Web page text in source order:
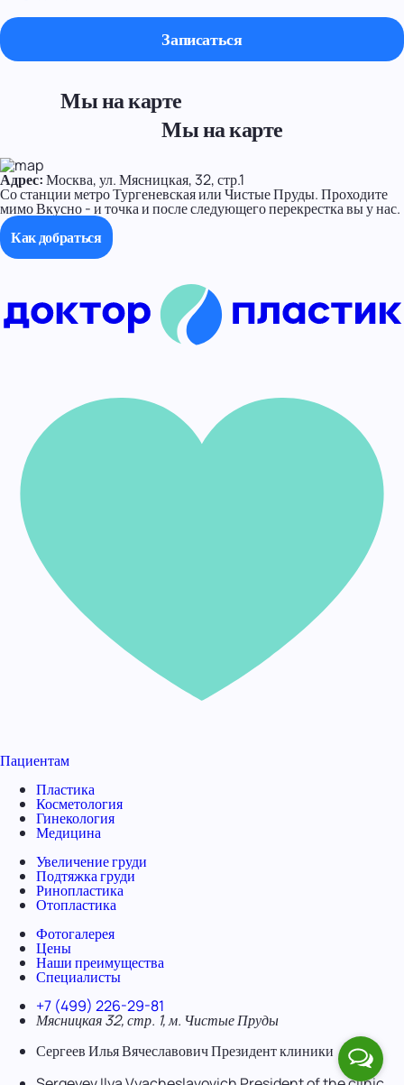
Мы на карте
Мы на карте
Адрес:Москва, ул. Мясницкая, 32, стр.1
Со станции метро Тургеневская или Чистые Пруды. Проходите
мимо Вкусно - и точка и после следующего перекрестка вы у нас.
Как добраться
Пациентам
Пластика
Косметология
Гинекология
Медицина
Увеличение груди
Подтяжка груди
Ринопластика
Отопластика
Фотогалерея
Цены
Наши преимущества
Специалисты
+7 (499) 226-29-81
Мясницкая 32, стр. 1, м. Чистые Пруды
Сергеев Илья ВячеславовичПрезидент клиники